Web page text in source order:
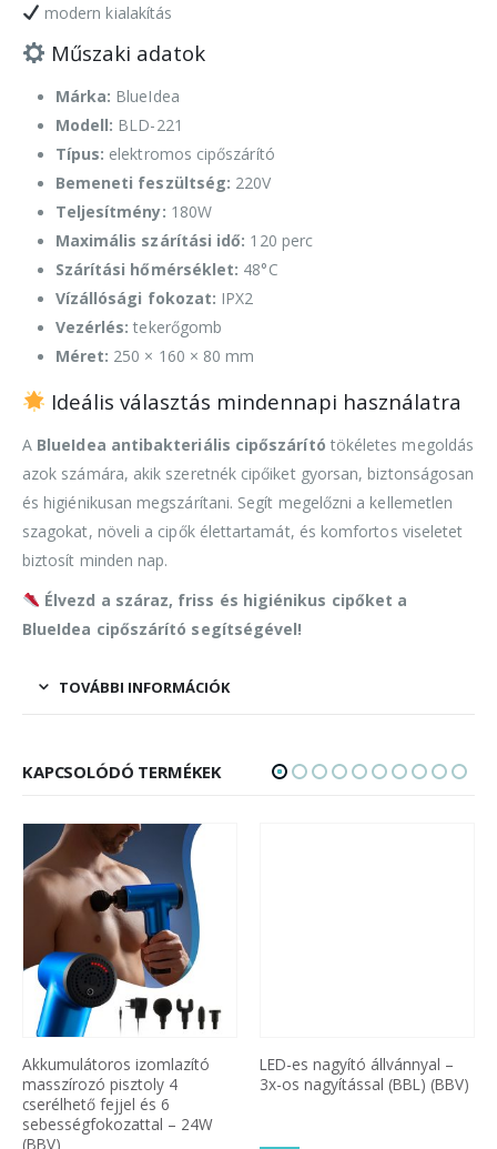
modern kialakítás
Műszaki adatok
Márka: BlueIdea
Modell: BLD-221
Típus: elektromos cipőszárító
Bemeneti feszültség: 220V
Teljesítmény: 180W
Maximális szárítási idő: 120 perc
Szárítási hőmérséklet: 48°C
Vízállósági fokozat: IPX2
Vezérlés: tekerőgomb
Méret: 250 × 160 × 80 mm
Ideális választás mindennapi használatra
A BlueIdea antibakteriális cipőszárító tökéletes megoldás
azok számára, akik szeretnék cipőiket gyorsan, biztonságosan
és higiénikusan megszárítani. Segít megelőzni a kellemetlen
szagokat, növeli a cipők élettartamát, és komfortos viseletet
biztosít minden nap.
Élvezd a száraz, friss és higiénikus cipőket a
BlueIdea cipőszárító segítségével!
TOVÁBBI INFORMÁCIÓK
KAPCSOLÓDÓ TERMÉKEK
Akkumulátoros izomlazító
masszírozó pisztoly 4
cserélhető fejjel és 6
sebességfokozattal – 24W
(BBV)
LED-es nagyító állvánnyal –
3x-os nagyítással (BBL) (BBV)